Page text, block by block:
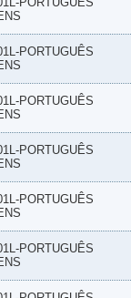
PORTUGUÊS
PORTUGUÊS
PORTUGUÊS
PORTUGUÊS
PORTUGUÊS